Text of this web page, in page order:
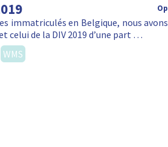
immatriculés en Belgique, nous
celui de la DIV 2019 d’une part …
WMS